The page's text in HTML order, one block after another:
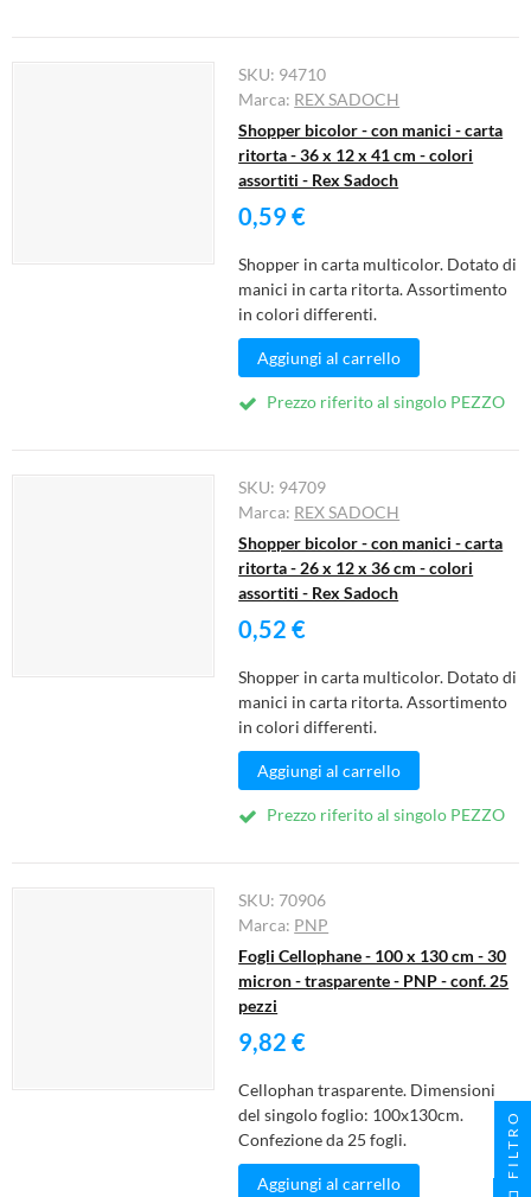
SKU: 94710
Marca: REX SADOCH
Shopper bicolor - con manici - carta
ritorta - 36 x 12 x 41 cm - colori
assortiti - Rex Sadoch
0,59 €
Shopper in carta multicolor. Dotato di
manici in carta ritorta. Assortimento
in colori differenti.
Aggiungi al carrello
Prezzo riferito al singolo PEZZO
SKU: 94709
Marca: REX SADOCH
Shopper bicolor - con manici - carta
ritorta - 26 x 12 x 36 cm - colori
assortiti - Rex Sadoch
0,52 €
Shopper in carta multicolor. Dotato di
manici in carta ritorta. Assortimento
in colori differenti.
Aggiungi al carrello
Prezzo riferito al singolo PEZZO
SKU: 70906
Marca: PNP
Fogli Cellophane - 100 x 130 cm - 30
micron - trasparente - PNP - conf. 25
pezzi
9,82 €
Cellophan trasparente. Dimensioni
del singolo foglio: 100x130cm.
Confezione da 25 fogli.
Aggiungi al carrello
FILTRO